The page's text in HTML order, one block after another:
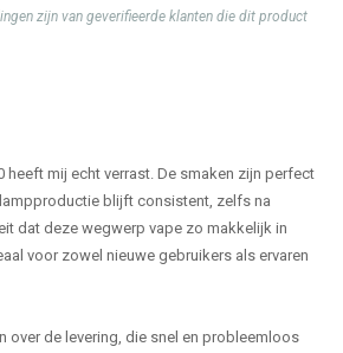
zijn van geverifieerde klanten die dit product
heeft mij echt verrast. De smaken zijn perfect
blijft consistent, zelfs na
dat deze wegwerp vape zo makkelijk in
voor zowel nieuwe gebruikers als ervaren
over de levering, die snel en probleemloos